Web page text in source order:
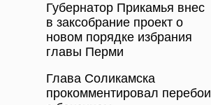
Губернатор Прикамья внес
в заксобрание проект о
новом порядке избрания
главы Перми
Глава Соликамска
прокомментировал перебои